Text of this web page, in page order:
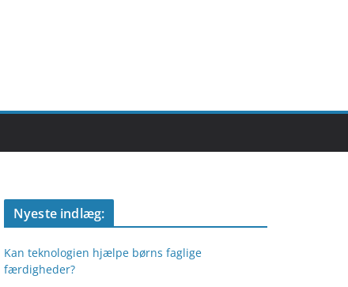
Nyeste indlæg:
Kan teknologien hjælpe børns faglige
færdigheder?